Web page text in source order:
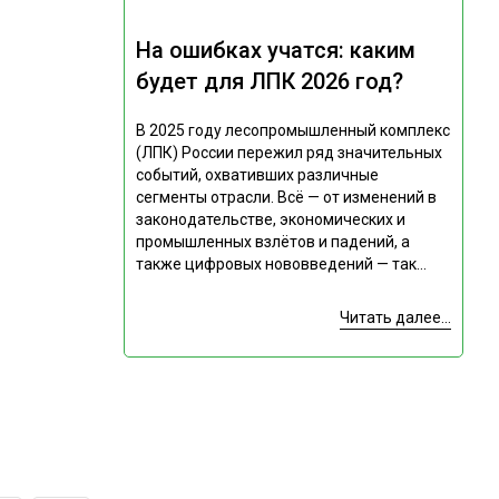
На ошибках учатся: каким
будет для ЛПК 2026 год?
В 2025 году лесопромышленный комплекс
(ЛПК) России пережил ряд значительных
событий, охвативших различные
сегменты отрасли. Всё — от изменений в
законодательстве, экономических и
промышленных взлётов и падений, а
также цифровых нововведений — так...
Читать далее...